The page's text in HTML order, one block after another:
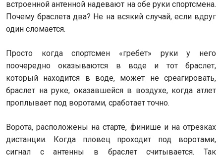
встроенной антенной надевают на обе руки спортсмена.
Почему браслета два? Не на всякий случай, если вдруг
один сломается.
Просто когда спортсмен «гребет» руки у него
поочередно оказываются в воде и тот браслет,
который находится в воде, может не среагировать,
браслет на руке, оказавшейся в воздухе, когда атлет
проплывает под воротами, сработает точно.
Ворота, расположены на старте, финише и на отрезках
дистанции. Когда пловец проходит под воротами,
сигнал с антенны в браслет считывается. Так